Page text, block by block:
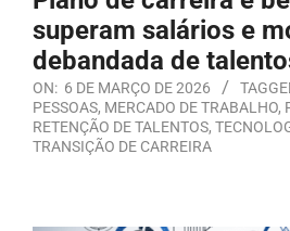
superam salários e
debandada de
ON: 6 DE MARÇO DE 2026
PESSOAS, MERCADO DE TRABALHO,
RETENÇÃO DE TALENTOS,
TRANSIÇÃO DE CARREIRA